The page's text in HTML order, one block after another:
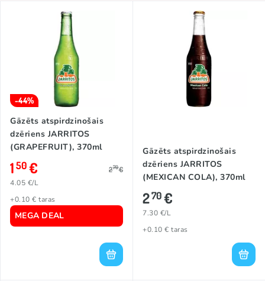
-44%
MEGA DEAL
Gāzēts atspirdzinošais
dzēriens JARRITOS
(GRAPEFRUIT), 370ml
150€ 270€
4.05 €/L
+0.10 € taras
Gāzēts atspirdzinošais
dzēriens JARRITOS
(MEXICAN COLA), 370ml
270€
7.30 €/L
+0.10 € taras